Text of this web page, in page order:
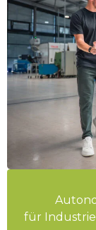
Smart
31. März
Die
Fachmesse
Mehr
für